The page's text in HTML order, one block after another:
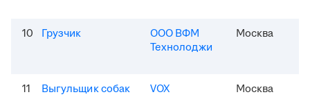
10 Грузчик
ООО ВФМ
Технолоджи
Москва
11 Выгульщик собак VOX Москва